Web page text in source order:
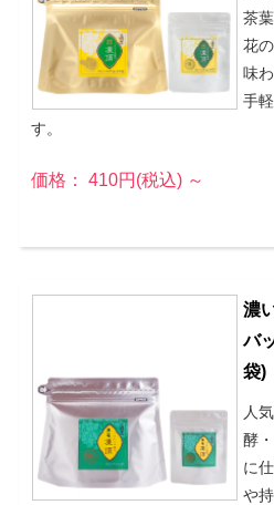
茶
花
味
手
す。
価格： 410円(税込) ～
濃
バ
袋)
人
酵
に
や